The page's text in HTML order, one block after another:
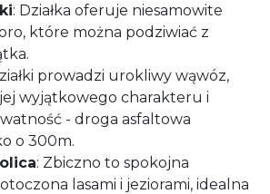
: Działka oferuje niesamowite
które można podziwiać z
prowadzi urokliwy wąwóz,
wyjątkowego charakteru i
- droga asfaltowa
o 300m.
: Zbiczno to spokojna
lasami i jeziorami, idealna